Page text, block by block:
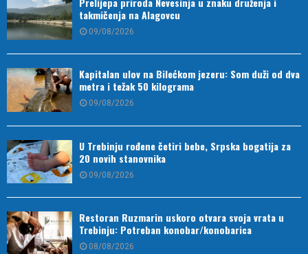
takmičenja na Alagovcu
09/08/2026
Kapitalan ulov na Bilećkom jezeru: Som duži od dva
metra i težak 50 kilograma
09/08/2026
U Trebinju rođene četiri bebe, Srpska bogatija za
20 novih stanovnika
09/08/2026
Restoran Ruzmarin uskoro otvara svoja vrata u
Trebinju: Potreban konobar/konobarica
08/08/2026